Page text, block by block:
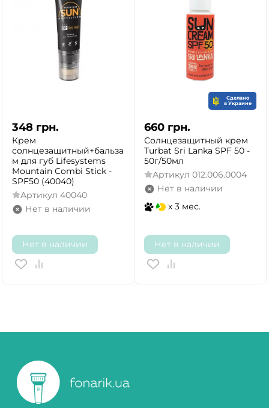
348 грн.
Крем
солнцезащитный+бальза
м для губ Lifesystems
Mountain Combi Stick -
SPF50 (40040)
Артикул 40040
Нет в наличии
Нет в наличии
Сделано
в Украине
660 грн.
Солнцезащитный крем
Turbat Sri Lanka SPF 50 -
50г/50мл
Артикул 012.006.0004
Нет в наличии
x 3 мес.
Нет в наличии